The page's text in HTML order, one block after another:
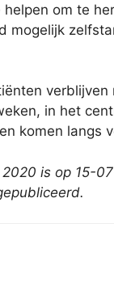
helpen om te
mogelijk
verblijven
in het
komen langs
is op 15-